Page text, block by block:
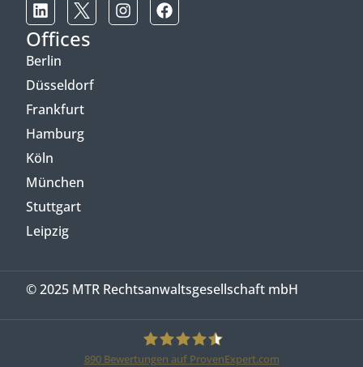
Offices
Berlin
Düsseldorf
Frankfurt
Hamburg
Köln
München
Stuttgart
Leipzig
© 2025 MTR Rechtsanwaltsgesellschaft mbH
890Bewertungen auf ProvenExpert.com